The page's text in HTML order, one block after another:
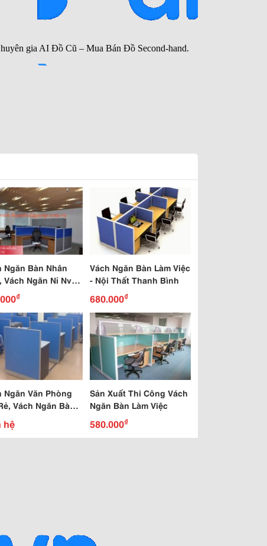
Ngăn Bàn Nhân
Vách Ngăn Nỉ Nv-
₫
Vách Ngăn Bàn Làm Việc
- Nội Thất Thanh Bình
680.000₫
Ngăn Văn Phòng
Vách Ngăn Bàn
Viên, Vách Ngăn
Việc
hệ
Sản Xuất Thi Công Vách
Ngăn Bàn Làm Việc
580.000₫